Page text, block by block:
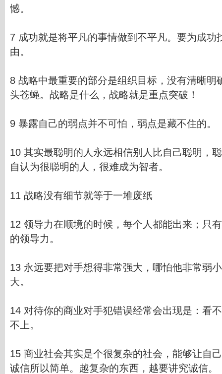
憾。
7 成功就是将平凡的事情做到不平凡。要为成功
由。
8 战略中最重要的部分是组织目标，没有清晰明
头苍蝇。战略是什么，战略就是重点突破！
9 暴露自己的弱点并不可怕，弱点是藏不住的。
10 其实最聪明的人永远相信别人比自己聪明，
自认为很聪明的人，很难成为智者。
11 战略没有细节就等于一堆废纸
12 领导力在顺境的时候，每个人都能出来；只
的领导力。
13 永远要把对手想得非常强大，哪怕他非常弱
大。
14 对待你的商业对手犯错误经常会出现是：看
不上。
15 商业社会其实是个很复杂的社会，能够让自
诚信所以简单。越复杂的东西，越要讲究诚信。